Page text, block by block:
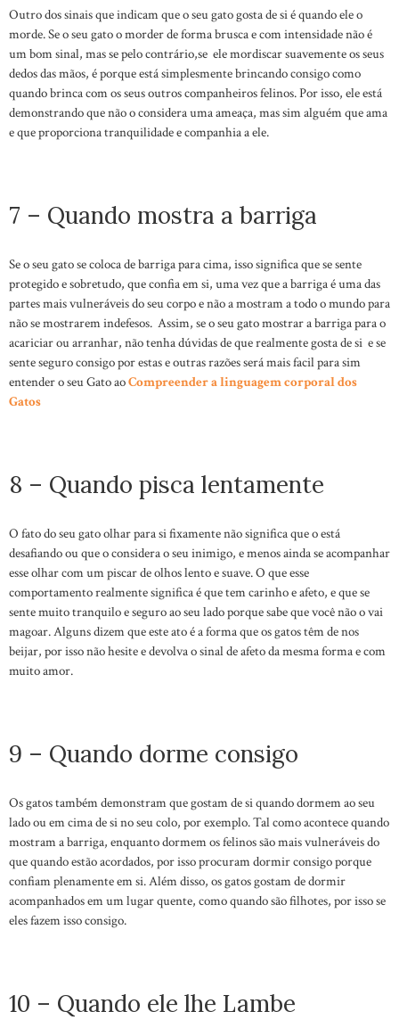
Outro dos sinais que indicam que o seu gato gosta de si é quando ele o
morde. Se o seu gato o morder de forma brusca e com intensidade não é
um bom sinal, mas se pelo contrário,se ele mordiscar suavemente os seus
dedos das mãos, é porque está simplesmente brincando consigo como
quando brinca com os seus outros companheiros felinos. Por isso, ele está
demonstrando que não o considera uma ameaça, mas sim alguém que ama
e que proporciona tranquilidade e companhia a ele.
7 – Quando mostra a barriga
Se o seu gato se coloca de barriga para cima, isso significa que se sente
protegido e sobretudo, que confia em si, uma vez que a barriga é uma das
partes mais vulneráveis do seu corpo e não a mostram a todo o mundo para
não se mostrarem indefesos. Assim, se o seu gato mostrar a barriga para o
acariciar ou arranhar, não tenha dúvidas de que realmente gosta de si e se
sente seguro consigo por estas e outras razões será mais facil para sim
entender o seu Gato aoCompreender a linguagem corporal dos
Gatos
8 – Quando pisca lentamente
O fato do seu gato olhar para si fixamente não significa que o está
desafiando ou que o considera o seu inimigo, e menos ainda se acompanhar
esse olhar com um piscar de olhos lento e suave. O que esse
comportamento realmente significa é que tem carinho e afeto, e que se
sente muito tranquilo e seguro ao seu lado porque sabe que você não o vai
magoar. Alguns dizem que este ato é a forma que os gatos têm de nos
beijar, por isso não hesite e devolva o sinal de afeto da mesma forma e com
muito amor.
9 – Quando dorme consigo
Os gatos também demonstram que gostam de si quando dormem ao seu
lado ou em cima de si no seu colo, por exemplo. Tal como acontece quando
mostram a barriga, enquanto dormem os felinos são mais vulneráveis do
que quando estão acordados, por isso procuram dormir consigo porque
confiam plenamente em si. Além disso, os gatos gostam de dormir
acompanhados em um lugar quente, como quando são filhotes, por isso se
eles fazem isso consigo.
10 – Quando ele lhe Lambe